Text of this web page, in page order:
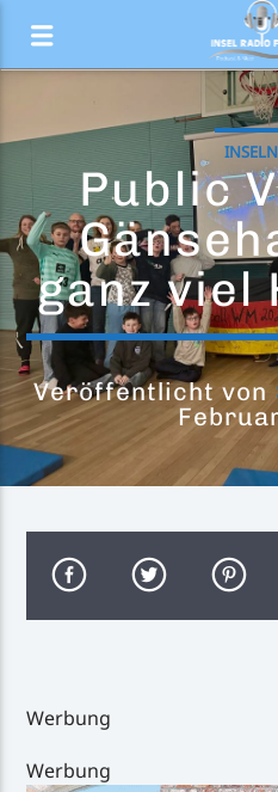
Aktueller Titel
Somewhere Over
a Wonderful World)
Public
ganz viel
Veröffentlicht von
Werbung
Werbung